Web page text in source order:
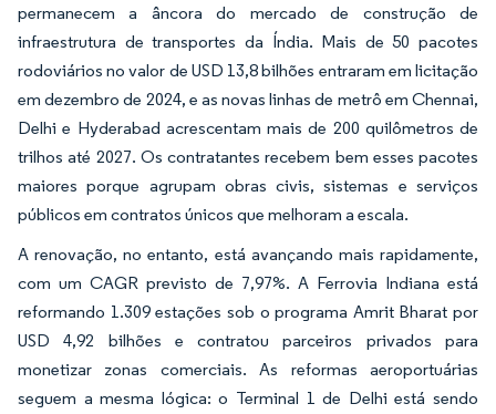
permanecem a âncora do mercado de construção de
infraestrutura de transportes da Índia. Mais de 50 pacotes
rodoviários no valor de USD 13,8 bilhões entraram em licitação
em dezembro de 2024, e as novas linhas de metrô em Chennai,
Delhi e Hyderabad acrescentam mais de 200 quilômetros de
trilhos até 2027. Os contratantes recebem bem esses pacotes
maiores porque agrupam obras civis, sistemas e serviços
públicos em contratos únicos que melhoram a escala.
A renovação, no entanto, está avançando mais rapidamente,
com um CAGR previsto de 7,97%. A Ferrovia Indiana está
reformando 1.309 estações sob o programa Amrit Bharat por
USD 4,92 bilhões e contratou parceiros privados para
monetizar zonas comerciais. As reformas aeroportuárias
seguem a mesma lógica: o Terminal 1 de Delhi está sendo